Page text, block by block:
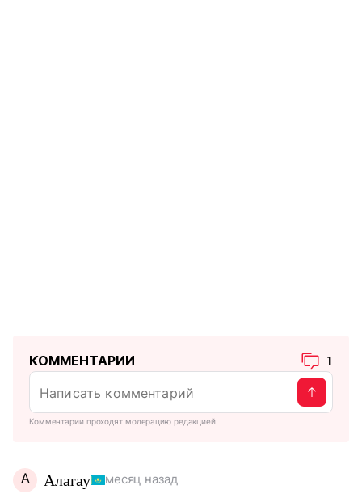
КОММЕНТАРИИ 1
Комментарии проходят модерацию редакцией
А Алатау месяц назад